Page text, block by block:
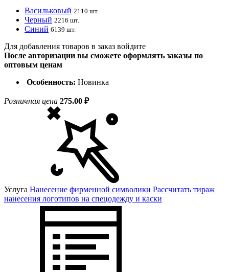
Васильковый 2110 шт.
Черный 2216 шт.
Синий 6139 шт.
Для добавления товаров в заказ войдите
После авторизации вы сможете оформлять заказы по
оптовым ценам
Особенность: Новинка
Розничная цена 275.00 ₽
Услуга Нанесение фирменной символики Рассчитать тираж
нанесения логотипов на спецодежду и каски